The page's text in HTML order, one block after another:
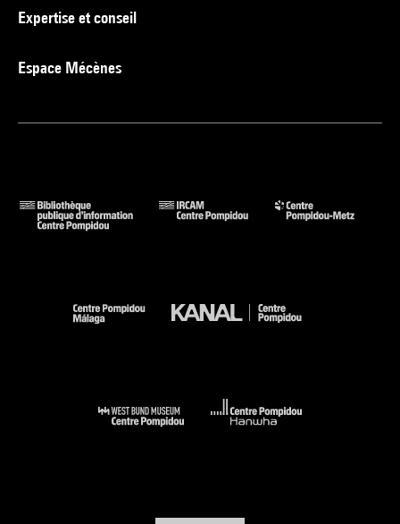
Expertise et conseil
Espace Mécènes